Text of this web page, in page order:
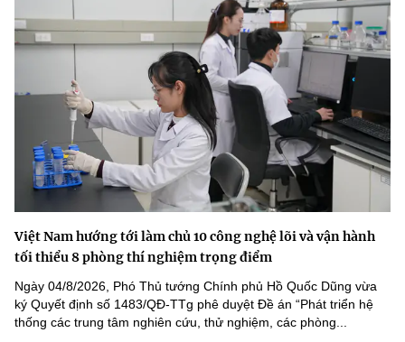
Việt Nam hướng tới làm chủ 10 công nghệ lõi và vận hành
tối thiểu 8 phòng thí nghiệm trọng điểm
Ngày 04/8/2026, Phó Thủ tướng Chính phủ Hồ Quốc Dũng vừa
ký Quyết định số 1483/QĐ-TTg phê duyệt Đề án “Phát triển hệ
thống các trung tâm nghiên cứu, thử nghiệm, các phòng...